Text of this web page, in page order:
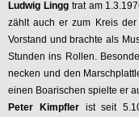
Ludwig Linggtrat am
zählt auch er zum Kreis
Vorstand und brachte als
Stunden ins Rollen.
necken und den
einen Boarischen spielte er
Peter Kimpflerist seit